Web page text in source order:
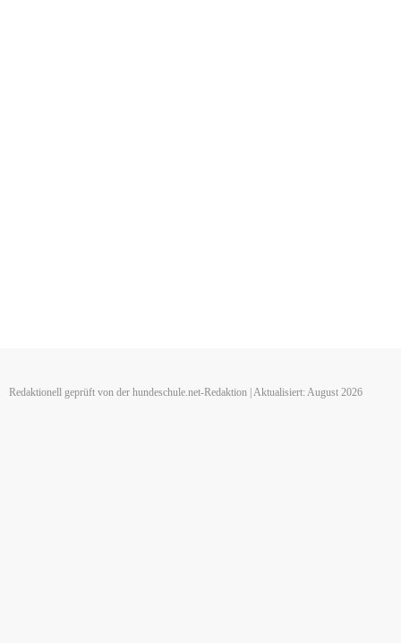
Redaktionell geprüft von der hundeschule.net-Redaktion | Aktualisiert: August 2026